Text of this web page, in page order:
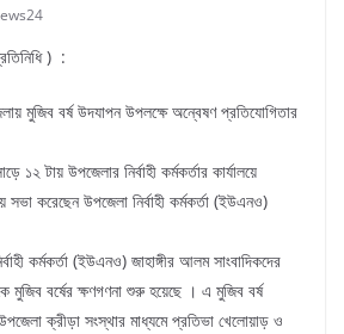
) :
মুজিব বর্ষ উদযাপন উপলক্ষে অন্বেষণ প্রতিযোগিতার
১২ টায় উপজেলার নির্বাহী কর্মকর্তার কার্যালয়ে
সভা করেছেন উপজেলা নির্বাহী কর্মকর্তা (ইউএনও)
কর্মকর্তা (ইউএনও) জাহাঙ্গীর আলম সাংবাদিকদের
মুজিব বর্ষের ক্ষণগণনা শুরু হয়েছে । এ মুজিব বর্ষ
ক্রীড়া সংস্থার মাধ্যমে প্রতিভা খেলোয়াড় ও